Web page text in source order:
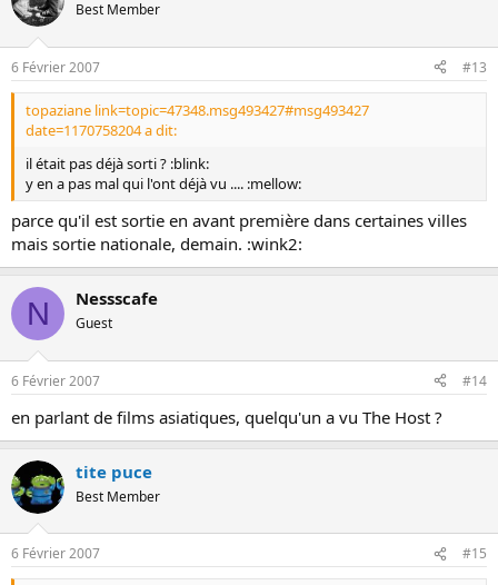
Best Member
6 Février 2007 #13
topaziane link=topic=47348.msg493427#msg493427
date=1170758204 a dit:
il était pas déjà sorti ? :blink:
y en a pas mal qui l'ont déjà vu .... :mellow:
parce qu'il est sortie en avant première dans certaines villes
mais sortie nationale, demain. :wink2:
N Nessscafe
Guest
6 Février 2007 #14
en parlant de films asiatiques, quelqu'un a vu The Host ?
tite puce
Best Member
6 Février 2007 #15